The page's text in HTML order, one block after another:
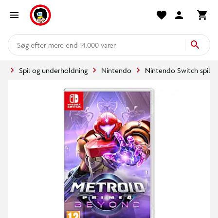
mere end 14.000 varer
Spil og underholdning Nintendo Nintendo Switch spil